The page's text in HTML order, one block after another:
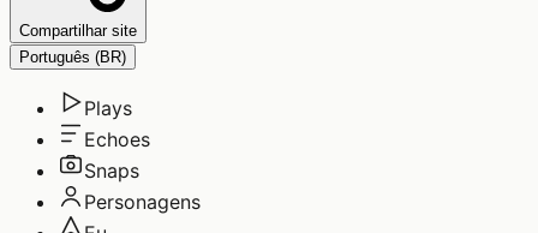
Compartilhar site
Português (BR)
Plays
Echoes
Snaps
Personagens